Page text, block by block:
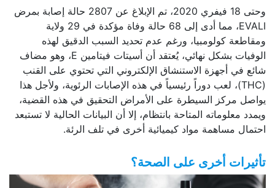
وحتى 18 فيفري 2020، تم الإبلاغ عن 2807 حالة إصابة بمرض
EVALI، مما أدى إلى 68 حالة وفاة مؤكدة في 29 ولاية
ومقاطعة كولومبيا، ورغم عدم تحديد السبب الدقيق لهذه
الوفيات بشكل نهائي، يُعتقد أن أسيتات فيتامين E، وهو مضاف
شائع في أجهزة الاستنشاق الإلكتروني التي تحتوي على القنب
(THC)، لعب دوراً رئيسياً في هذه الإصابات الرئوية، ولأجل هذا
يواصل مركز السيطرة على الأمراض التحقيق في هذه القضية،
ويمدد معلوماته المتاحة بانتظام، إلا أن البيانات الحالية لا تستبعد
احتمال مساهمة مواد كيميائية أخرى في تلف الرئة.
تأثيرات أخرى على الصحة؟